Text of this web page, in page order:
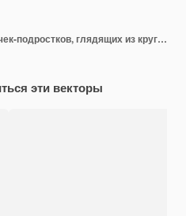
Набор мальчиков и девочек-подростков, глядящих из круглых окон.
эти векторы